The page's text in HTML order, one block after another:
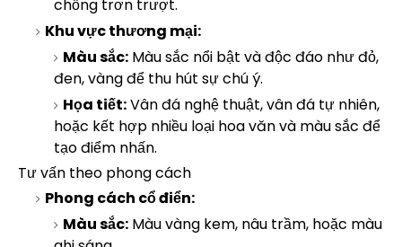
chống trơn trượt.
Khu vực thương mại:
Màu sắc: Màu sắc nổi bật và độc đáo như đỏ,
đen, vàng để thu hút sự chú ý.
Họa tiết:Vân đá nghệ thuật, vân đá tự nhiên,
hoặc kết hợp nhiều loại hoa văn và màu sắc để
tạo điểm nhấn.
Tư vấn theo phong cách
Phong cách cổ điển:
Màu sắc: Màu vàng kem, nâu trầm, hoặc màu